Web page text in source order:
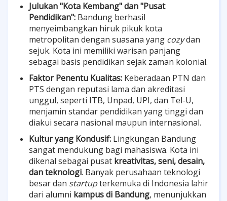
Julukan "Kota Kembang" dan "Pusat
Pendidikan": Bandung berhasil
menyeimbangkan hiruk pikuk kota
metropolitan dengan suasana yang cozydan
sejuk. Kota ini memiliki warisan panjang
sebagai basis pendidikan sejak zaman kolonial.
Faktor Penentu Kualitas: Keberadaan PTN dan
PTS dengan reputasi lama dan akreditasi
unggul, seperti ITB, Unpad, UPI, dan Tel-U,
menjamin standar pendidikan yang tinggi dan
diakui secara nasional maupun internasional.
Kultur yang Kondusif: Lingkungan Bandung
sangat mendukung bagi mahasiswa. Kota ini
dikenal sebagai pusat kreativitas, seni, desain,
dan teknologi. Banyak perusahaan teknologi
besar dan startupterkemuka di Indonesia lahir
dari alumni kampus di Bandung, menunjukkan